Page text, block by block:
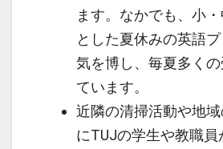
ます。なかでも、小
とした夏休みの英語
気を博し、毎夏多く
ています。
近隣の清掃活動や地
にTUJの学生や教職員